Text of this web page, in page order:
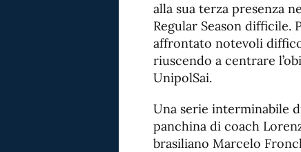
alla sua terza presenza
Regular Season
affrontato notevoli
riuscendo a centrare
UnipolSai.
Una serie interminabile
panchina di coach
brasiliano Marcelo